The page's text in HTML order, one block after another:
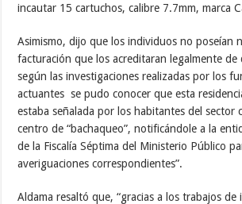
incautar 15 cartuchos, calibre 7.7mm, marca
Asimismo, dijo que los individuos no poseían
facturación que los acreditaran legalmente de
según las investigaciones realizadas por los
actuantes se pudo conocer que esta
estaba señalada por los habitantes del sector
centro de “bachaqueo”, notificándole a la
de la Fiscalía Séptima del Ministerio Público
averiguaciones correspondientes”.
Aldama resaltó que, “gracias a los trabajos de